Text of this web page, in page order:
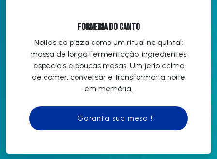
Forneria do Canto
Noites de pizza como um ritual no quintal:
massa de longa fermentação, ingredientes
especiais e poucas mesas. Um jeito calmo
de comer, conversar e transformar a noite
em memória.
Garanta sua mesa !